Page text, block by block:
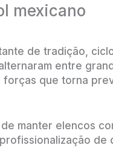
mexicano
de tradição,
entre
que torna
manter elencos